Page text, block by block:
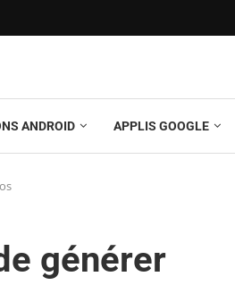
ANDROID APPLIS GOOGLE
générer